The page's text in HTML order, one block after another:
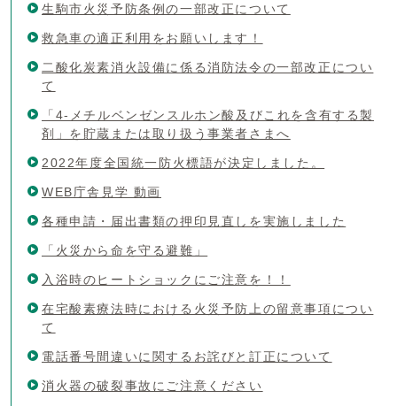
生駒市火災予防条例の一部改正について
救急車の適正利用をお願いします！
二酸化炭素消火設備に係る消防法令の一部改正につい
て
「4‐メチルベンゼンスルホン酸及びこれを含有する製
剤」を貯蔵または取り扱う事業者さまへ
2022年度全国統一防火標語が決定しました。
WEB庁舎見学 動画
各種申請・届出書類の押印見直しを実施しました
「火災から命を守る避難」
入浴時のヒートショックにご注意を！！
在宅酸素療法時における火災予防上の留意事項につい
て
電話番号間違いに関するお詫びと訂正について
消火器の破裂事故にご注意ください